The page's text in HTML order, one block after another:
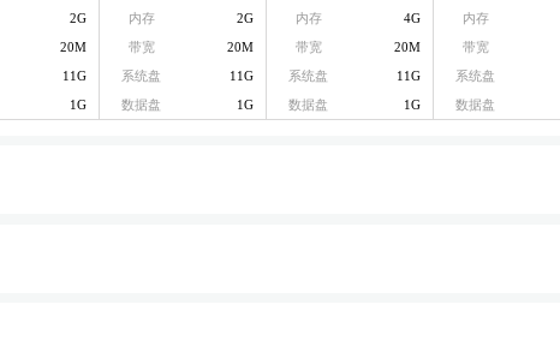
2G
20M
11G
1G
内存
2G
带宽
20M
系统盘
11G
数据盘
1G
内存
4G
带宽
20M
系统盘
11G
数据盘
1G
内存
带宽
系统盘
数据盘